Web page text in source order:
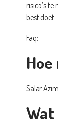
risico’s te
best doet.
Faq:
Salar